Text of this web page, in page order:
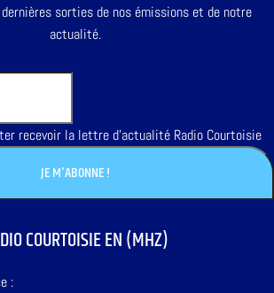
sorties de nos émissions et de notre
actualité.
recevoir la lettre d'actualité Radio Courtoisie
COURTOISIE EN (MHZ)
: